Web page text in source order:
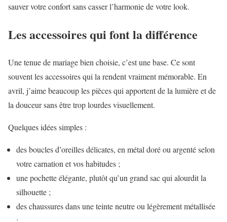
sauver votre confort sans casser l’harmonie de votre look.
Les accessoires qui font la différence
Une tenue de mariage bien choisie, c’est une base. Ce sont
souvent les accessoires qui la rendent vraiment mémorable. En
avril, j’aime beaucoup les pièces qui apportent de la lumière et de
la douceur sans être trop lourdes visuellement.
Quelques idées simples :
des boucles d’oreilles délicates, en métal doré ou argenté selon
votre carnation et vos habitudes ;
une pochette élégante, plutôt qu’un grand sac qui alourdit la
silhouette ;
des chaussures dans une teinte neutre ou légèrement métallisée